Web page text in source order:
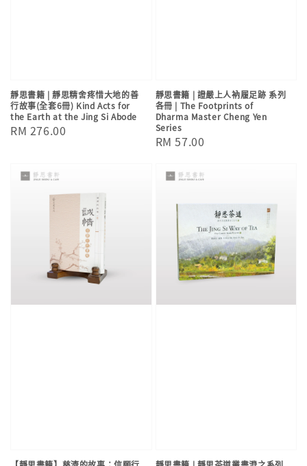
靜思書籍 | 靜思精舍疼惜大地的善
行故事(全套6冊) Kind Acts for
the Earth at the Jing Si Abode
Regular
RM 276.00
靜思書籍 | 證嚴上人衲履足跡 系列
各冊 | The Footprints of
Dharma Master Cheng Yen
Series
Regular
RM 57.00